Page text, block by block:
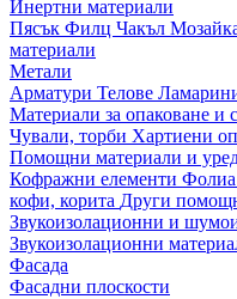
Инертни материали
Пясък Филц Чакъл
материали
Метали
Арматури Телове
Материали за опаковане и
Чували, торби Хартиени
Помощни материали и
Кофражни елементи Фолиа
кофи, корита Други
Звукоизолационни и
Звукоизолационни
Фасада
Фасадни плоскости